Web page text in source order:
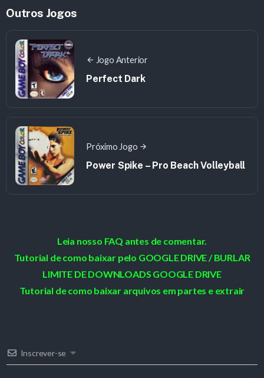
Outros Jogos
Jogo Anterior
Perfect Dark
Próximo Jogo
Power Spike – Pro Beach Volleyball
Leia nosso FAQ antes de comentar.
Tutorial de como baixar pelo GOOGLE DRIVE / BURLAR
LIMITE DE DOWNLOADS GOOGLE DRIVE
Tutorial de como baixar arquivos em partes e extrair
Inscrever-se